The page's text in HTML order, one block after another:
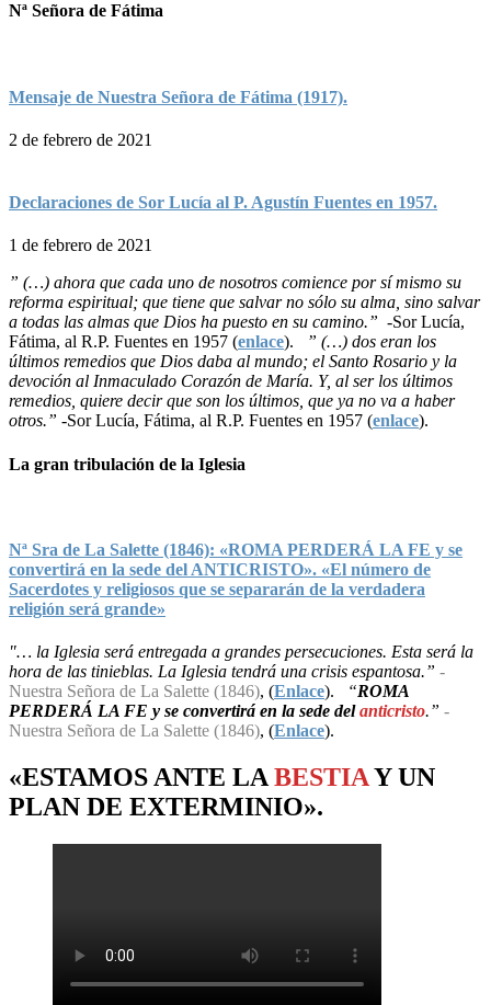
Nª Señora de Fátima
Mensaje de Nuestra Señora de Fátima (1917).
2 de febrero de 2021
Declaraciones de Sor Lucía al P. Agustín Fuentes en 1957.
1 de febrero de 2021
” (…) ahora que cada uno de nosotros comience por sí mismo su
reforma espiritual; que tiene que salvar no sólo su alma, sino salvar
a todas las almas que Dios ha puesto en su camino.” -Sor Lucía,
Fátima, al R.P. Fuentes en 1957 (enlace).
” (…) dos eran los
últimos remedios que Dios daba al mundo; el Santo Rosario y la
devoción al Inmaculado Corazón de María. Y, al ser los últimos
remedios, quiere decir que son los últimos, que ya no va a haber
otros.” -Sor Lucía, Fátima, al R.P. Fuentes en 1957 (enlace).
La gran tribulación de la Iglesia
Nª Sra de La Salette (1846): «ROMA PERDERÁ LA FE y se
convertirá en la sede del ANTICRISTO». «El número de
Sacerdotes y religiosos que se separarán de la verdadera
religión será grande»
"… la Iglesia será entregada a grandes persecuciones. Esta será la
hora de las tinieblas. La Iglesia tendrá una crisis espantosa.” -
Nuestra Señora de La Salette (1846), (Enlace). “ROMA
PERDERÁ LA FE y se convertirá en la sede delanticristo.” -
Nuestra Señora de La Salette (1846), (Enlace).
«ESTAMOS ANTE LABESTIAY UN
PLAN DE EXTERMINIO».